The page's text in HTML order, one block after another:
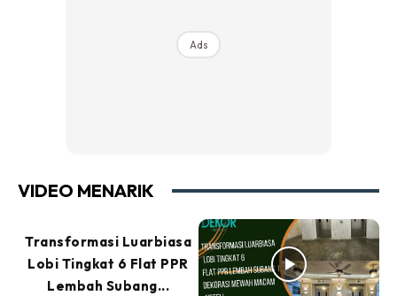
Ads
VIDEO MENARIK
Transformasi Luarbiasa
Lobi Tingkat 6 Flat PPR
Lembah Subang...